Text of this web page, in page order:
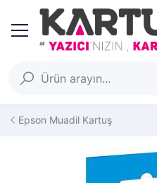
Epson Muadil Kartuş